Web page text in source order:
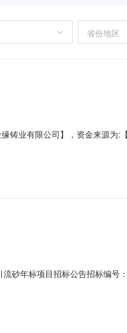
省份地区
业有限公司】，资金来源为:
本项目概况为:【/】，详见标
砂年标项目招标公告招标编号
。理化指标做为参考指标，不